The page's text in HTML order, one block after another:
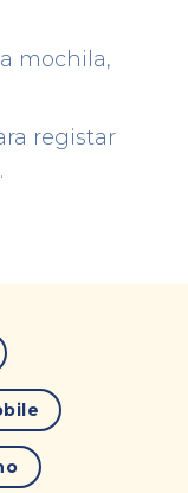
mochila,
registar
.